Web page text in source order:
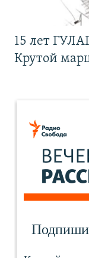
15 лет
Крутой